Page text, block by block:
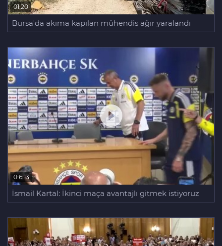
01:20
Bursa'da akıma kapılan mühendis ağır yaralandı
0:6:13
İsmail Kartal: İkinci maça avantajlı gitmek istiyoruz